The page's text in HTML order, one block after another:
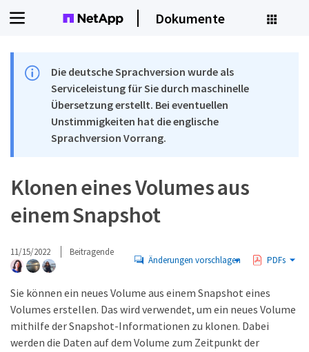
Dokumente
Die deutsche Sprachversion wurde als
Serviceleistung für Sie durch maschinelle
Übersetzung erstellt. Bei eventuellen
Unstimmigkeiten hat die englische
Sprachversion Vorrang.
Klonen eines Volumes aus
einem Snapshot
11/15/2022 Beitragende
Änderungen vorschlagen PDFs
Sie können ein neues Volume aus einem Snapshot eines
Volumes erstellen. Das wird verwendet, um ein neues Volume
mithilfe der Snapshot-Informationen zu klonen. Dabei
werden die Daten auf dem Volume zum Zeitpunkt der